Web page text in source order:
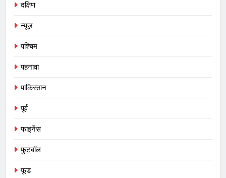
दक्षिण
न्यूज़
पश्चिम
पहनावा
पाकिस्तान
पूर्व
फाइनेंस
फुटबॉल
फूड